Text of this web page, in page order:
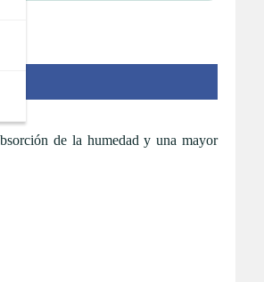
de la humedad y una mayor